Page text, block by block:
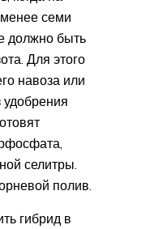
семи
должно быть
Для этого
навоза или
удобрения
селитры.
полив.
гибрид в